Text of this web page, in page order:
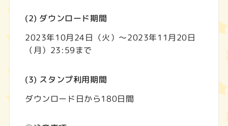
(2) ダウンロード期間
2023年10月24日（火）～2023年11月20日
（月）23:59まで
(3) スタンプ利用期間
ダウンロード日から180日間